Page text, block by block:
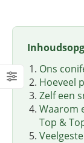
Ons
Hoeveel
Zelf een
Waarom
Top &